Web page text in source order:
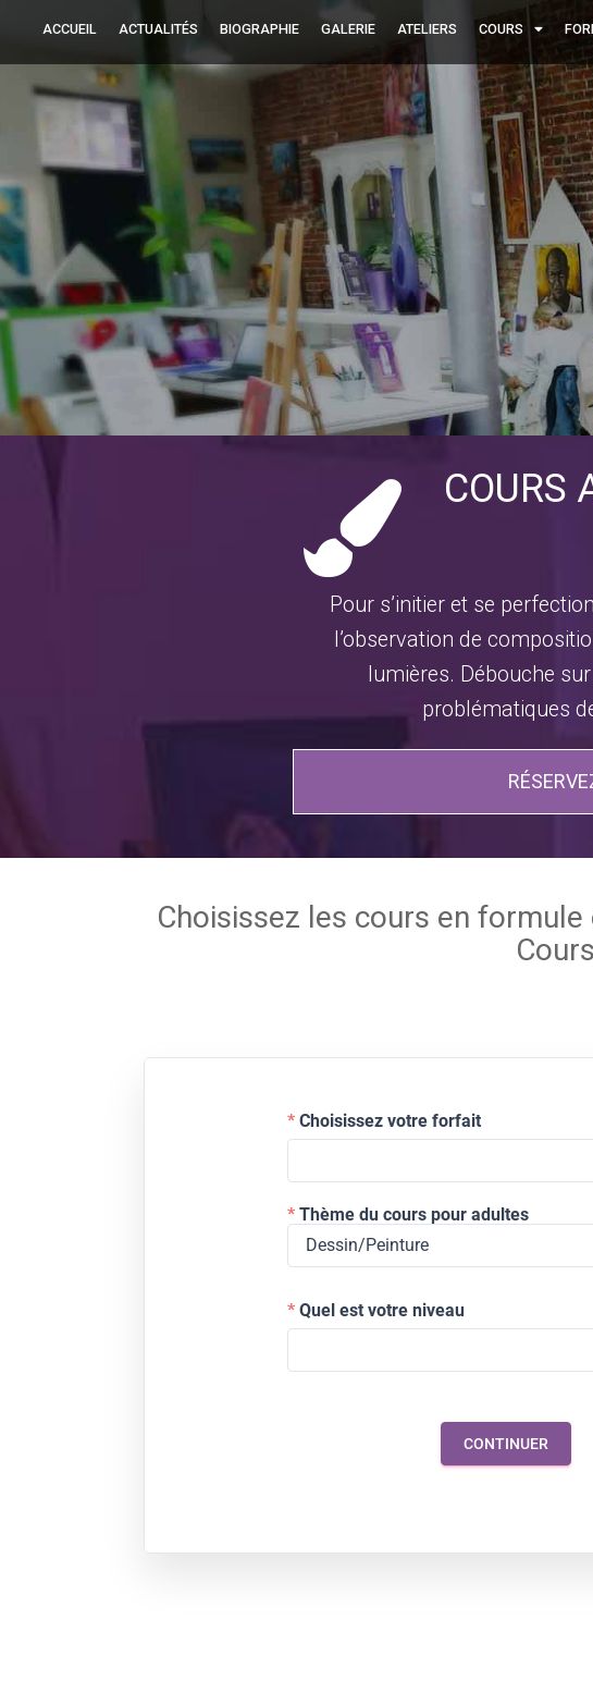
ACCUEIL ACTUALITÉS BIOGRAPHIE GALERIE ATELIERS COURS
COURS
Pour s’initier et se
l’observation de
lumières. Débouche
problématiques
Choisissez les cours en
Choisissez votre forfait
Thème du cours pour adultes
Quel est votre niveau
CONTINUER